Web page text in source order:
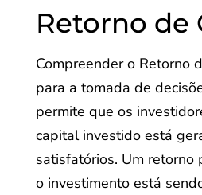
Retorno de
Compreender o Retorno
para a tomada de
permite que os
capital investido está
satisfatórios. Um retorno
o investimento está